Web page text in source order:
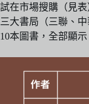
試在市場搜購（見
三大書局（三聯、
10本圖書，全部顯